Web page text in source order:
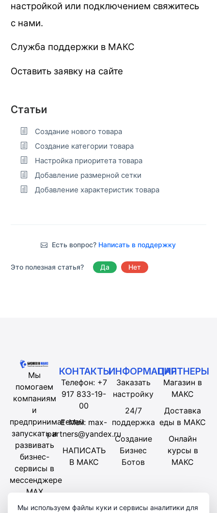
Мы используем файлы куки и сервисы аналитики для
настройкой или подключением свяжитесь
с нами.
Служба поддержки в МАКС
Оставить заявку на сайте
Статьи
Создание нового товара
Создание категории товара
Настройка приоритета товара
Добавление размерной сетки
Добавление характеристик товара
Есть вопрос? Написать в поддержку
Это полезная статья? Да Нет
Мы
помогаем
компаниям
и
предпринимателям
запускать и
развивать
бизнес-
сервисы в
мессенджере
MAX
КОНТАКТЫ
Телефон: +7
917 833-19-
00
E-Mail: max-
partners@yandex.ru
НАПИСАТЬ
В МАКС
ИНФОРМАЦИЯ
Заказать
настройку
24/7
поддержка
Создание
Бизнес
Ботов
ПАРТНЕРЫ
Магазин в
МАКС
Доставка
еды в МАКС
Онлайн
курсы в
МАКС